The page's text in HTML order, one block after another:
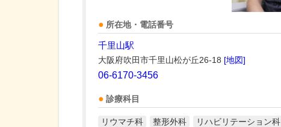
所在地・電話番号
千里山駅
大阪府吹田市千里山松が丘26-18 [地図]
06-6170-3456
診療科目
リウマチ科 整形外科 リハビリテーション科